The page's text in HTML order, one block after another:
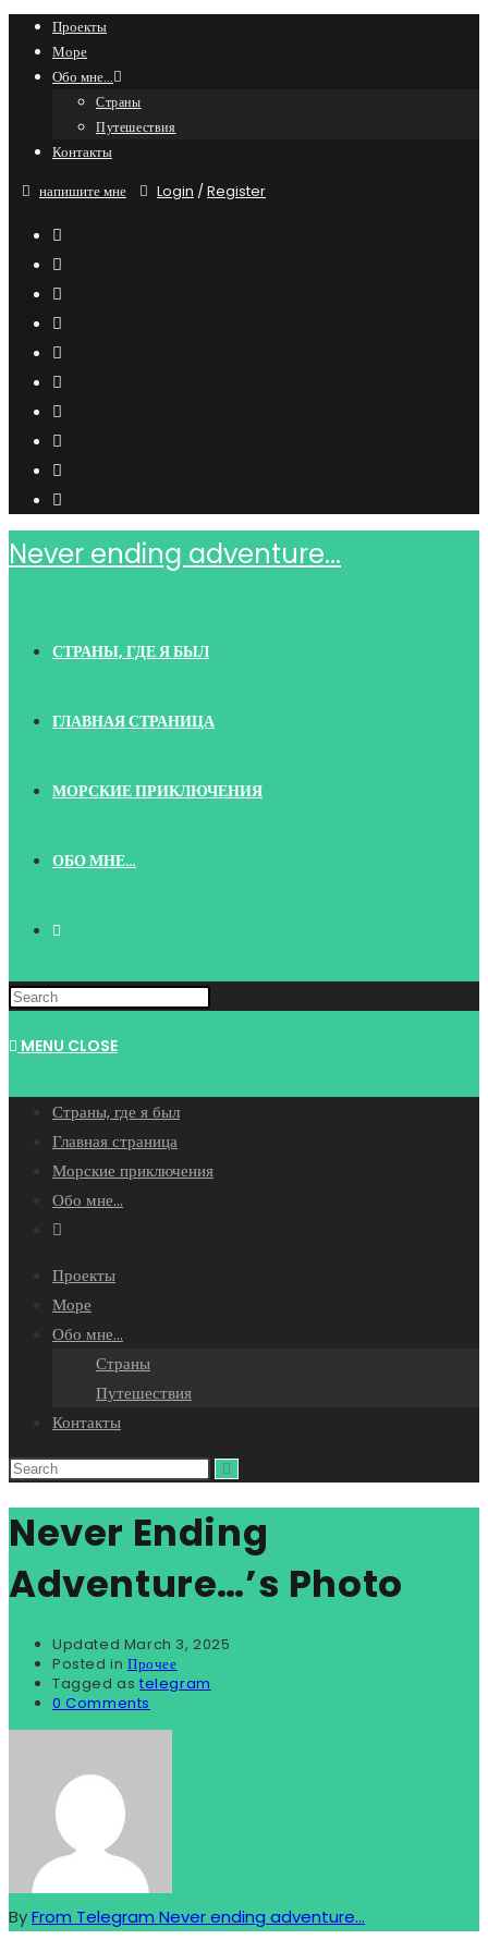
Skip
content
Проекты
Море
Обо мне…
Страны
Путешествия
Контакты
напишите мне
Login /Register
Never ending adventure...
СТРАНЫ, ГДЕ Я БЫЛ
ГЛАВНАЯ СТРАНИЦА
МОРСКИЕ ПРИКЛЮЧЕНИЯ
ОБО МНЕ…
TOGGLE
WEBSITE
MENU CLOSE
Страны, где я был
Главная страница
Морские приключения
Обо мне…
Toggle
search
Проекты
Море
Обо мне…
Страны
Путешествия
Контакты
Never Ending
Adventure…’s Photo
Updated March 3, 2025
Posted in Прочее
Tagged as telegram
0 Comments
ByFrom Telegram Never ending adventure...